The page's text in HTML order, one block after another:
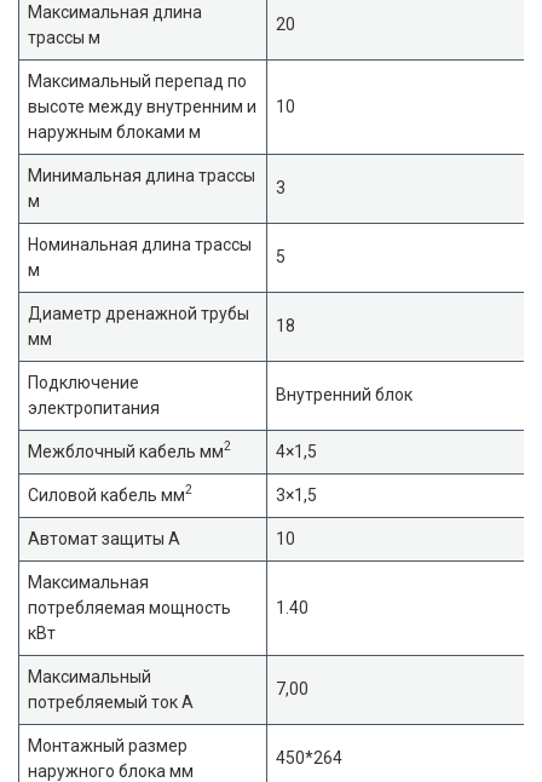
Максимальная длина
трассы м
20
Максимальный перепад по
высоте между внутренним и
наружным блоками м
10
Минимальная длина трассы
м
3
Номинальная длина трассы
м
5
Диаметр дренажной трубы
мм
18
Подключение
электропитания
Внутренний блок
Межблочный кабель мм2 4×1,5
Силовой кабель мм2 3×1,5
Автомат защиты А 10
Максимальная
потребляемая мощность
кВт
1.40
Максимальный
потребляемый ток А
7,00
Монтажный размер
наружного блока мм
450*264